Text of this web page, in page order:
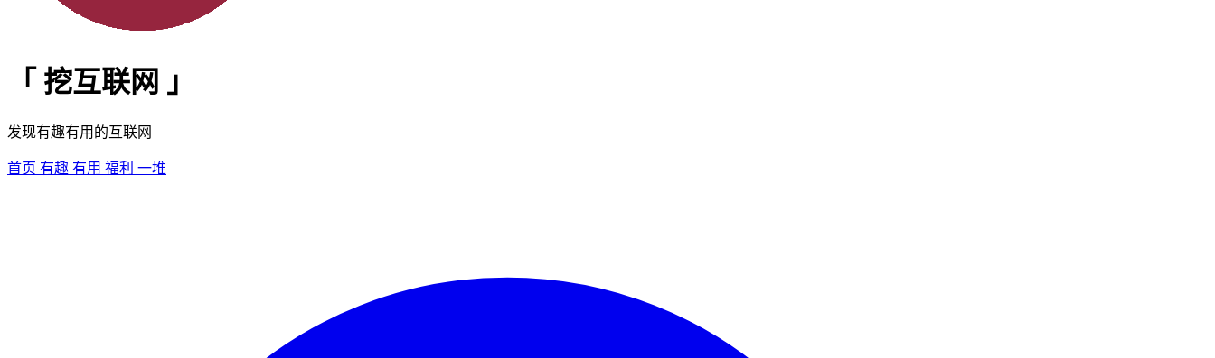
「 挖互联网 」
发现有趣有用的互联网
首页 有趣 有用 福利 一堆